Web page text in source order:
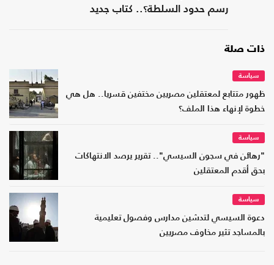
رسم حدود السلطة؟.. كتاب جديد
ذات صلة
سياسة
ظهور متتابع لمعتقلين مصريين مختفين قسريا.. هل هي
خطوة لإنهاء هذا الملف؟
سياسة
"رهائن في سجون السيسي".. تقرير يرصد الانتهاكات
بحق أقدم المعتقلين
سياسة
دعوة السيسي لتدشين مدارس وفصول تعليمية
بالمساجد تثير مخاوف مصريين